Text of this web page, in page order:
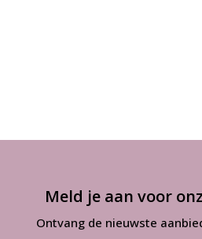
Meld je aan voor
Ontvang de nieuwste